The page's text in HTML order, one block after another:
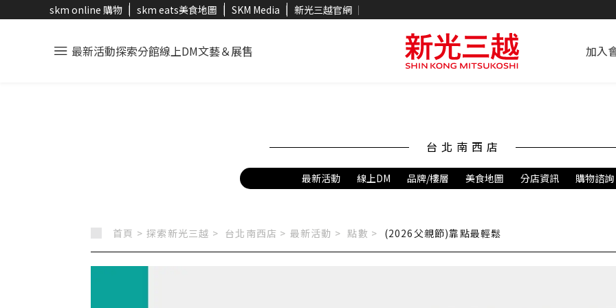
skm online 購物 skm eats美食地圖 SKM Media 新光三越官網
最新活動探索分館線上DM文藝＆展售 加入
台北南西店
最新活動 線上DM 品牌/樓層 美食地圖 分店資訊 購物諮詢
首頁 > 探索新光三越 > 台北南西店 > 最新活動 > 點數 > (2026父親節)靠點最輕鬆